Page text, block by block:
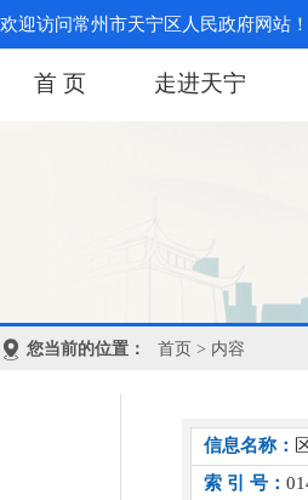
欢迎访问常州市天宁区人民政府网站！
首 页 走进天宁
您当前的位置： 首页 > 内容
信息名称：
索 引 号：